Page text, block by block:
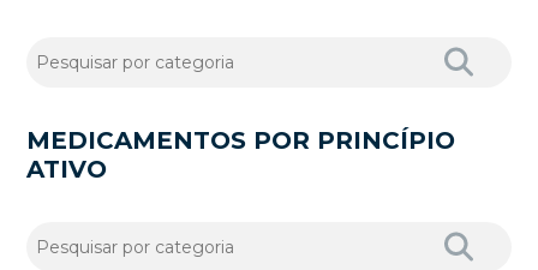
MEDICAMENTOS POR PRINCÍPIO
ATIVO